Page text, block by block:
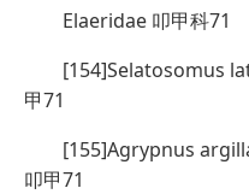
Elaeridae 叩甲科71
[154]Selatosomus
甲71
[155]Agrypnus
叩甲71